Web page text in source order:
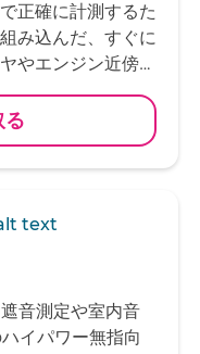
正確に計測するた
み込んだ、すぐに
やエンジン近傍な
る程度の離れたオ
境に適していま
る
音測定や室内音
イパワー無指向